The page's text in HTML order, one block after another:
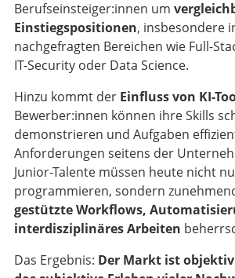
Berufseinsteiger:innen um
Einstiegspositionen, insbesondere
nachgefragten Bereichen wie Full-
IT-Security oder Data Science.
Hinzu kommt der Einfluss von KI-
Bewerber:innen können ihre Skills
demonstrieren und Aufgaben
Anforderungen seitens der
Junior-Talente müssen heute nicht
programmieren, sondern
gestützte Workflows,
interdisziplinäres Arbeiten
Das Ergebnis: Der Markt ist